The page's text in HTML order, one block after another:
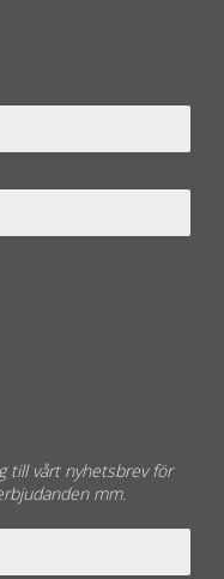
till vårt nyhetsbrev för
mm.